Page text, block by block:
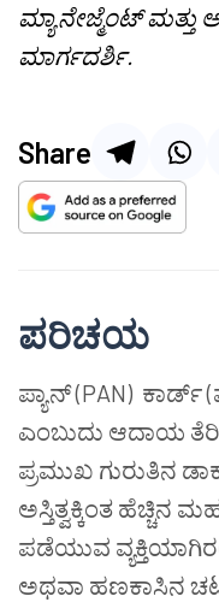
ಮ್ಯಾನೇಜ್ಮೆಂಟ್
ಮಾರ್ಗದರ್ಶಿ.
Share
ಪರಿಚಯ
ಪ್ಯಾನ್ (PAN)
ಎಂಬುದು ಆದಾಯ
ಪ್ರಮುಖ ಗುರುತಿನ
ಅಸ್ತಿತ್ವಕ್ಕಿಂತ ಹೆಚ್ಚಿನ
ಪಡೆಯುವ
ಅಥವಾ ಹಣಕಾಸಿನ